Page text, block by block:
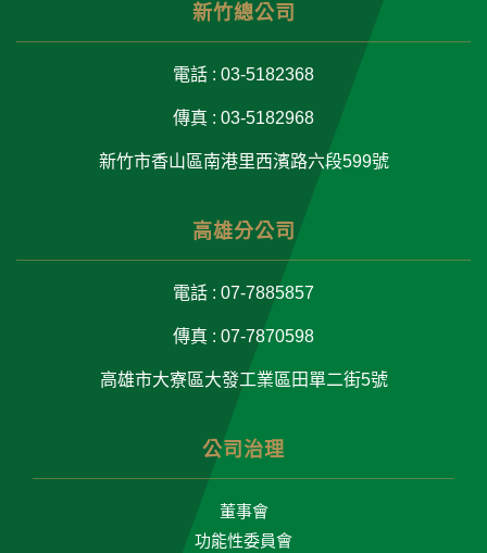
新竹總公司
電話 : 03-5182368
傳真 : 03-5182968
新竹市香山區南港里西濱路六段599號
高雄分公司
電話 : 07-7885857
傳真 : 07-7870598
高雄市大寮區大發工業區田單二街5號
公司治理
董事會
功能性委員會